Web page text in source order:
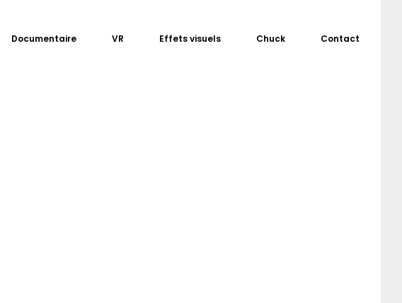
Documentaire VR Effets visuels Chuck
Contact